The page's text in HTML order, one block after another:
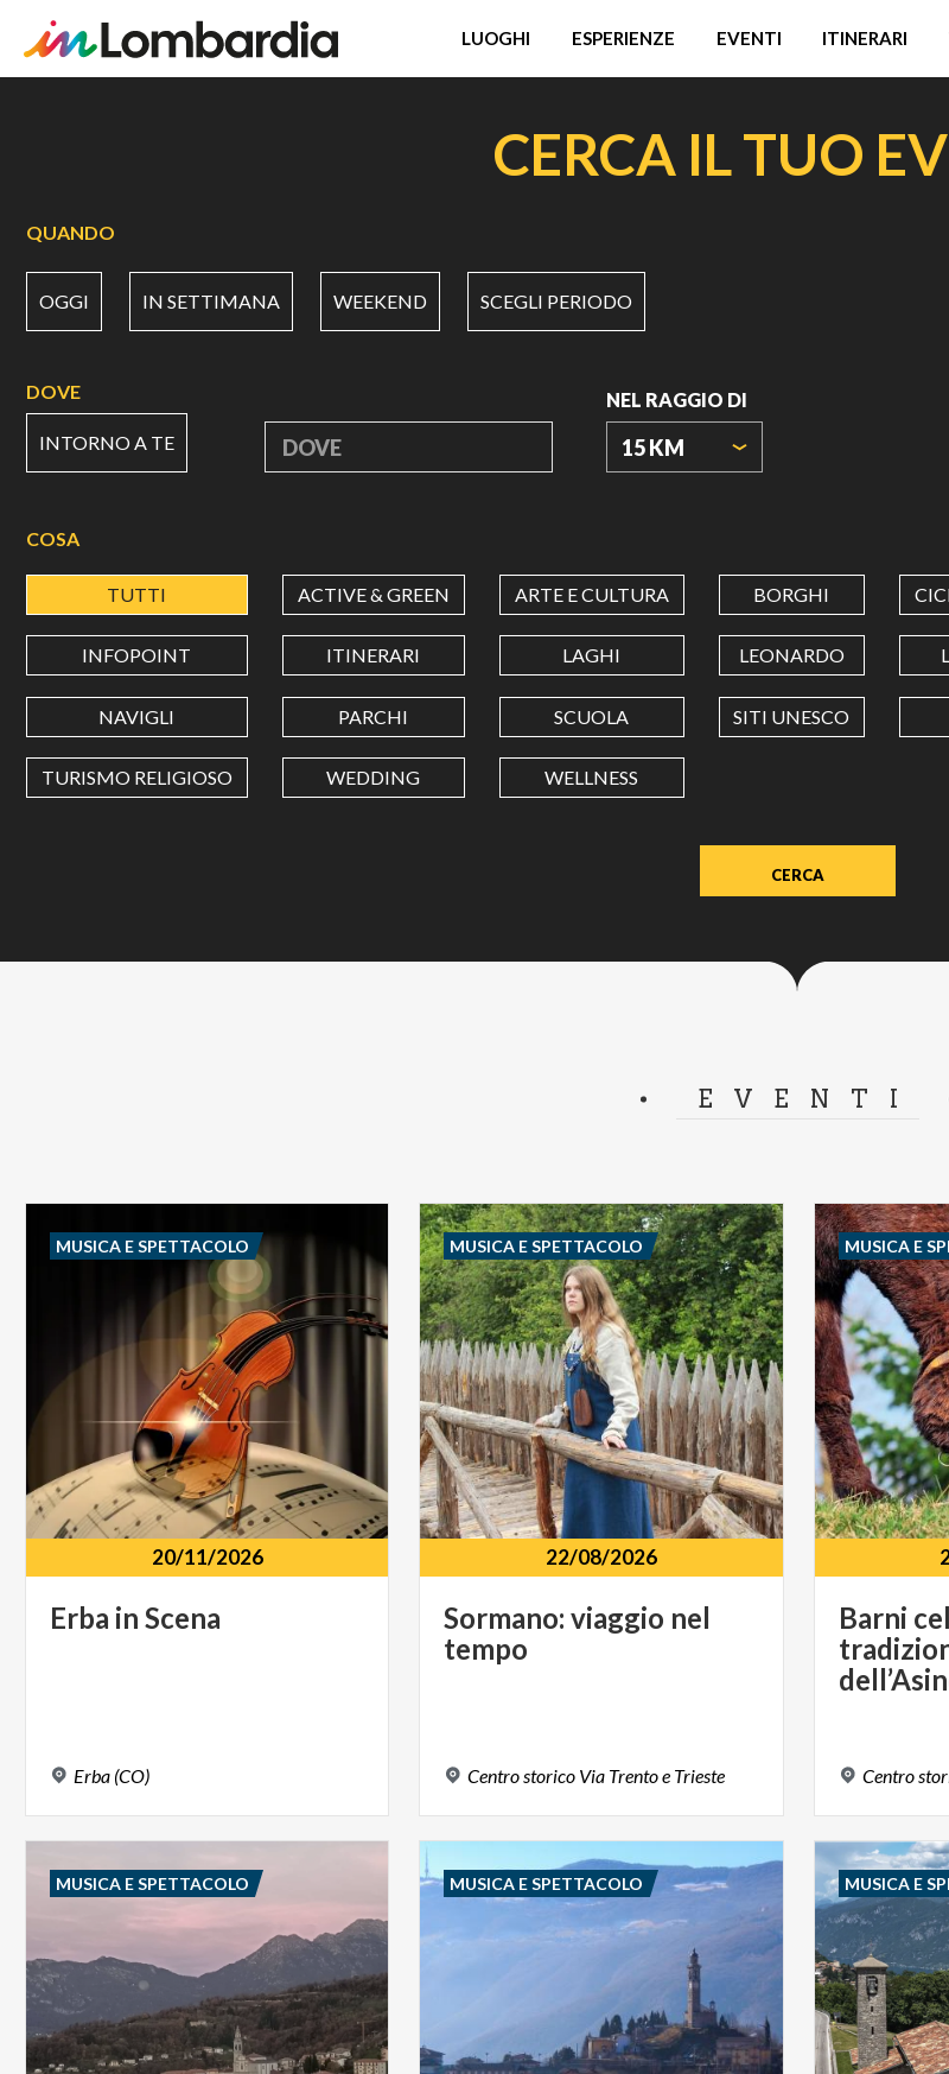
LUOGHI ESPERIENZE EVENTI ITINERARI
CERCA IL TUO
QUANDO
OGGI IN SETTIMANA WEEKEND SCEGLI PERIODO
DOVE
INTORNO A TE DOVE
NEL RAGGIO DI
15 KM
LONGITUDINE
dot
COSA
TUTTI ACTIVE & GREEN ARTE E CULTURA BORGHI
INFOPOINT ITINERARI LAGHI LEONARDO
NAVIGLI PARCHI SCUOLA SITI UNESCO
TURISMO RELIGIOSO WEDDING WELLNESS
EVENTI
20/11/2026
Erba in Scena
Erba (CO)
MUSICA E SPETTACOLO
22/08/2026
Sormano: viaggio nel
tempo
Centro storico Via Trentoe Trieste
MUSICA E SPETTACOLO
Barni
Centro
MUSICA E
MUSICA E SPETTACOLO MUSICA E SPETTACOLO MUSICA E